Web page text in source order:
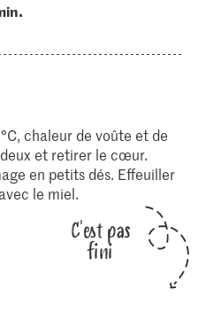
chaleur de voûte et de
et retirer le cœur.
en petits dés. Effeuiller
le miel.
C'est pas
fini